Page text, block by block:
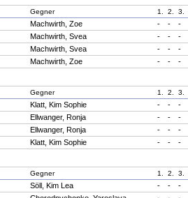
Gegner 1. 2. 3.
Machwirth, Zoe - - -
Machwirth, Svea - - -
Machwirth, Svea - - -
Machwirth, Zoe - - -
Gegner 1. 2. 3.
Klatt, Kim Sophie - - -
Ellwanger, Ronja - - -
Ellwanger, Ronja - - -
Klatt, Kim Sophie - - -
Gegner 1. 2. 3.
Söll, Kim Lea - - -